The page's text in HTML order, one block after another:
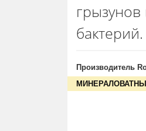
грызунов
бактерий.
Производитель